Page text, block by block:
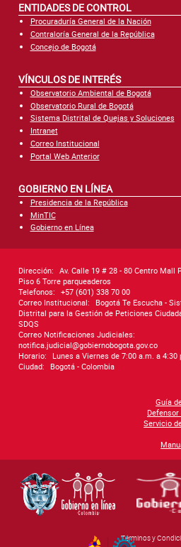
ENTIDADES DE CONTROL
Procuraduría General de la Nación
Contraloría General de la República
Concejo de Bogotá
VÍNCULOS DE INTERÉS
Observatorio Ambiental de Bogotá
Observatorio Rural de Bogotá
Sistema Distrital de Quejas y Soluciones
Intranet
Correo Institucional
Portal Web Anterior
GOBIERNO EN LÍNEA
Presidencia de la República
MinTIC
Gobierno en Línea
Dirección: Av. Calle 19 # 28 - 80 Centro Mall
Piso 6 Torre parqueaderos
Telefonos: +57 (601) 338 70 00
Correo Institucional:
Bogotá Te Escucha -
Distrital para la Gestión de Peticiones
SDQS
Correo Notificaciones Judiciales:
notifica.judicial@gobiernobogota.gov.co
Horario:
Lunes a Viernes de 7:00 a.m. a 4:30
Ciudad:
Bogotá - Colombia
Guía
Servicio
Términos y
By Govimentum